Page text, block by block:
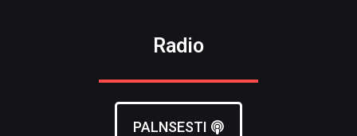
Radio
PALNSESTI